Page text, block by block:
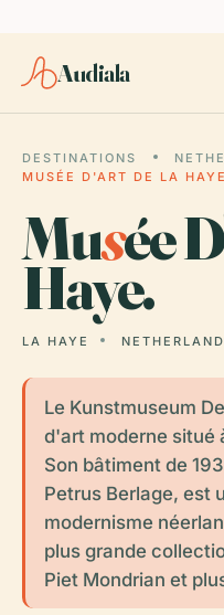
Audiala
DESTINATIONS
MUSÉE D'ART DE LA HAYE
Musée
Haye.
LA HAYE
Le Kunstmuseum
d'art moderne situé
Son bâtiment de
Petrus Berlage,
modernisme
plus grande
Piet Mondrian et